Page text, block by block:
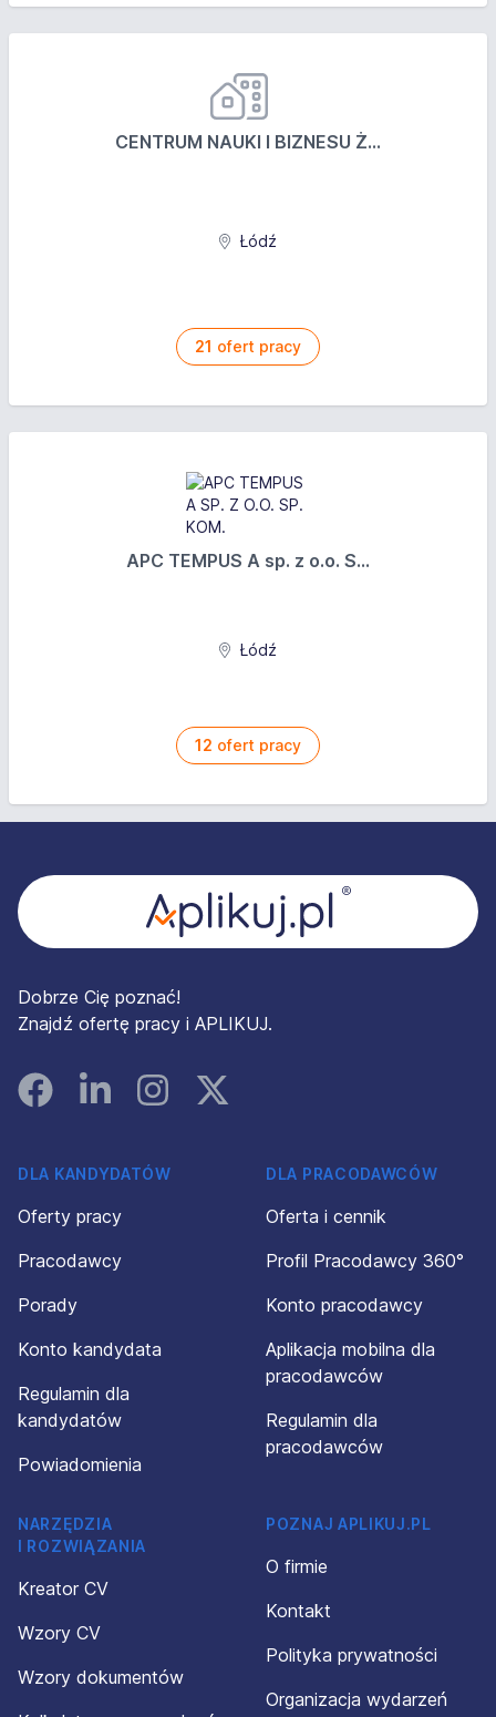
CENTRUM NAUKI I BIZNESU Ż...
Łódź
21 ofert pracy
APC TEMPUS A sp. z o.o. S...
Łódź
12 ofert pracy
Dobrze Cię poznać!
Znajdź ofertę pracy i APLIKUJ.
FacebookLinked InInstagramInstagram
DLA KANDYDATÓW
Oferty pracy
Pracodawcy
Porady
Konto kandydata
Regulamin dla
kandydatów
Powiadomienia
DLA PRACODAWCÓW
Oferta i cennik
Profil Pracodawcy 360°
Konto pracodawcy
Aplikacja mobilna dla
pracodawców
Regulamin dla
pracodawców
NARZĘDZIA
I ROZWIĄZANIA
Kreator CV
Wzory CV
Wzory dokumentów
POZNAJ APLIKUJ.PL
O firmie
Kontakt
Polityka prywatności
Organizacja wydarzeń